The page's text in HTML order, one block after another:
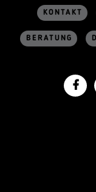
KONTAKT
BERATUNG